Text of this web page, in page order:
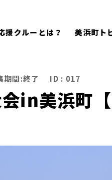
援クルーとは？ 美浜町ト
期間:終了 ID : 017
in美浜町